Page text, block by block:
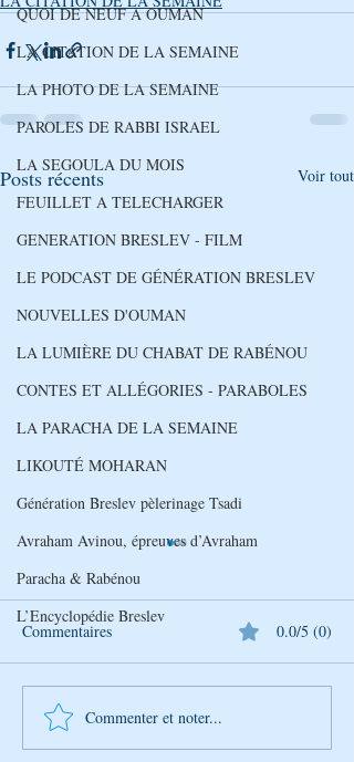
QUOI DE NEUF A OUMAN
LA CITATION DE LA SEMAINE
LA PHOTO DE LA SEMAINE
PAROLES DE RABBI ISRAEL
LA SEGOULA DU MOIS
FEUILLET A TELECHARGER
GENERATION BRESLEV - FILM
LE PODCAST DE GÉNÉRATION BRESLEV
NOUVELLES D'OUMAN
LA LUMIÈRE DU CHABAT DE RABÉNOU
CONTES ET ALLÉGORIES - PARABOLES
LA PARACHA DE LA SEMAINE
LIKOUTÉ MOHARAN
Génération Breslev pèlerinage Tsadi
Avraham Avinou, épreuves d’Avraham
Paracha & Rabénou
L’Encyclopédie Breslev
Posts récents Voir tout
Découverte Hebdomadaire
de la Sagesse de Rabbi
Commentaires 0.0/5 (0)
Commenter et noter...